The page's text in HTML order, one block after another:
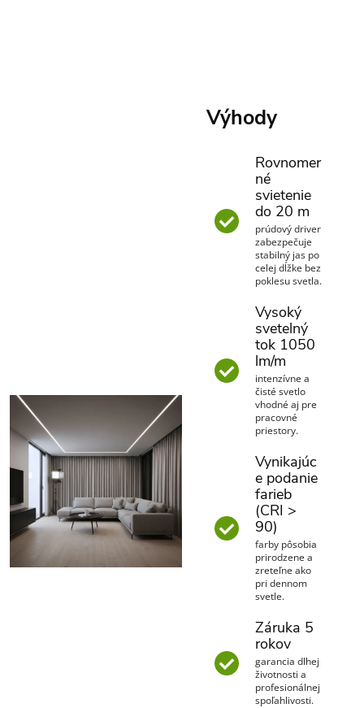
Výhody
Rovnomer
né
svietenie
do 20 m
prúdový driver
zabezpečuje
stabilný jas po
celej dĺžke bez
poklesu svetla.
Vysoký
svetelný
tok 1050
lm/m
intenzívne a
čisté svetlo
vhodné aj pre
pracovné
priestory.
Vynikajúc
e podanie
farieb
(CRI >
90)
farby pôsobia
prirodzene a
zreteľne ako
pri dennom
svetle.
Záruka 5
rokov
garancia dlhej
životnosti a
profesionálnej
spoľahlivosti.